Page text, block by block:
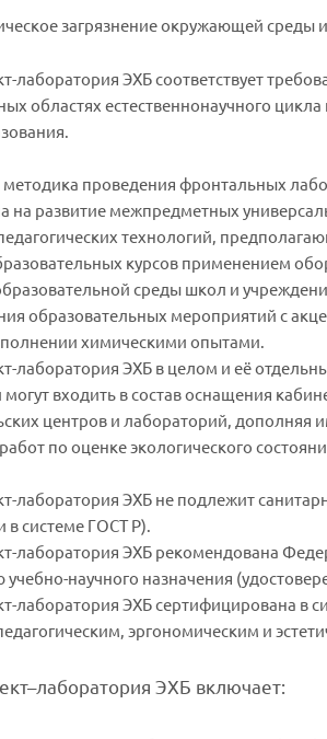
загрязнение окружающей среды
лаборатория ЭХБ соответствует
областях естественнонаучного
методика проведения фронтальных
на развитие межпредметных
технологий,
курсов применением
среды школ и
образовательных мероприятий с
химическими опытами.
лаборатория ЭХБ в целом и её
входить в состав оснащения
центров и лабораторий,
по оценке экологического
лаборатория ЭХБ не подлежит
в системе ГОСТ Р).
лаборатория ЭХБ рекомендована
научного назначения
лаборатория ЭХБ сертифицирована в
эргономическим и
ЭХБ включает: